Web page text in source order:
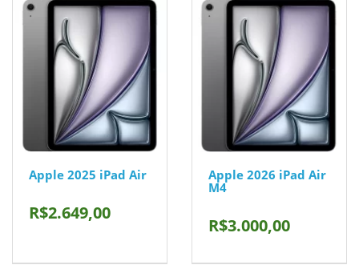
Apple 2025 iPad Air
R$2.649,00
Apple 2026 iPad Air
M4
R$3.000,00